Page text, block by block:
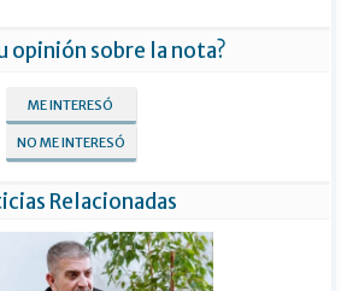
opinión sobre la nota?
ME INTERESÓ
NO ME INTERESÓ
Relacionadas